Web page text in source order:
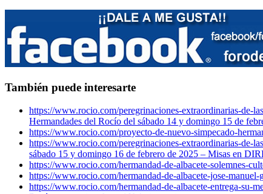
También puede interesarte
https://www.rocio.com/peregrinaciones-extraordinarias-de-
Hermandades del Rocío del sábado 14 y domingo 15 de
https://www.rocio.com/proyecto-de-nuevo-simpecado-
https://www.rocio.com/peregrinaciones-extraordinarias-de-
sábado 15 y domingo 16 de febrero de 2025 – Misas en
https://www.rocio.com/hermandad-de-albacete-solemnes-
https://www.rocio.com/hermandad-de-albacete-jose-
https://www.rocio.com/hermandad-de-albacete-entrega-su-